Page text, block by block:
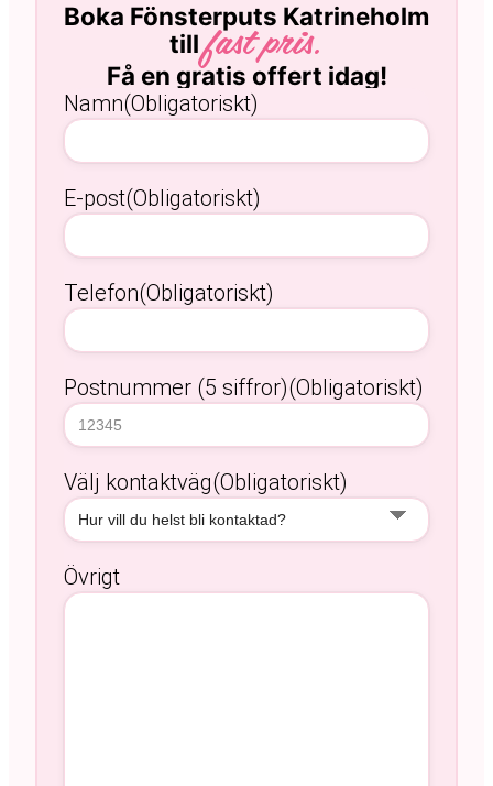
Boka Fönsterputs Katrineholm
tillfast pris.
Få en gratis offert idag!
Namn(Obligatoriskt)
E-post(Obligatoriskt)
Telefon(Obligatoriskt)
Postnummer (5 siffror)(Obligatoriskt)
Välj kontaktväg(Obligatoriskt)
Övrigt